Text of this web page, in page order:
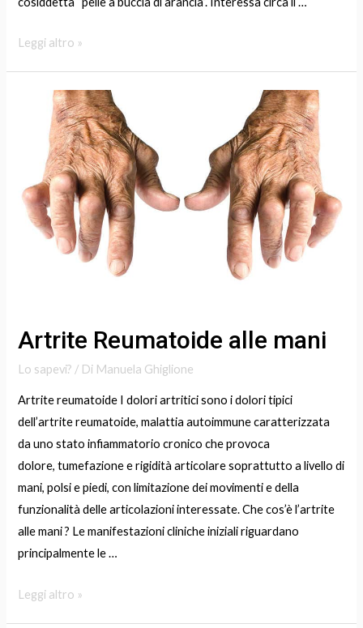
Leggi altro »
Artrite Reumatoide alle mani
Lo sapevi? / Di Manuela Ghiglione
Artrite reumatoide I dolori artritici sono i dolori tipici
dell’artrite reumatoide, malattia autoimmune caratterizzata
da uno stato infiammatorio cronico che provoca
dolore, tumefazione e rigidità articolare soprattutto a livello di
mani, polsi e piedi, con limitazione dei movimenti e della
funzionalità delle articolazioni interessate. Che cos’è l’artrite
alle mani ? Le manifestazioni cliniche iniziali riguardano
principalmente le …
Reumatoide
Leggi altro »